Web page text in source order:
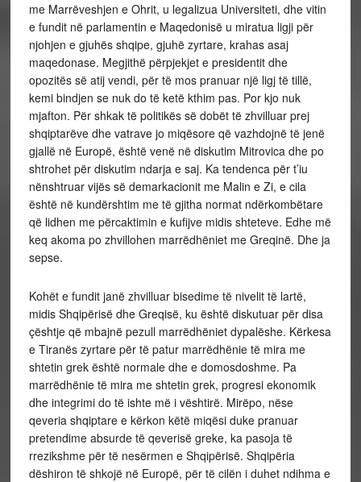
me Marrëveshjen e Ohrit, u legalizua Universiteti, dhe vitin
e fundit në parlamentin e Maqedonisë u miratua ligji për
njohjen e gjuhës shqipe, gjuhë zyrtare, krahas asaj
maqedonase. Megjithë përpjekjet e presidentit dhe
opozitës së atij vendi, për të mos pranuar një ligj të tillë,
kemi bindjen se nuk do të ketë kthim pas. Por kjo nuk
mjafton. Për shkak të politikës së dobët të zhvilluar prej
shqiptarëve dhe vatrave jo miqësore që vazhdojnë të jenë
gjallë në Europë, është venë në diskutim Mitrovica dhe po
shtrohet për diskutim ndarja e saj. Ka tendenca për t’iu
nënshtruar vijës së demarkacionit me Malin e Zi, e cila
është në kundërshtim me të gjitha normat ndërkombëtare
që lidhen me përcaktimin e kufijve midis shteteve. Edhe më
keq akoma po zhvillohen marrëdhëniet me Greqinë. Dhe ja
sepse.
Kohët e fundit janë zhvilluar bisedime të nivelit të lartë,
midis Shqipërisë dhe Greqisë, ku është diskutuar për disa
çështje që mbajnë pezull marrëdhëniet dypalëshe. Kërkesa
e Tiranës zyrtare për të patur marrëdhënie të mira me
shtetin grek është normale dhe e domosdoshme. Pa
marrëdhënie të mira me shtetin grek, progresi ekonomik
dhe integrimi do të ishte më i vështirë. Mirëpo, nëse
qeveria shqiptare e kërkon këtë miqësi duke pranuar
pretendime absurde të qeverisë greke, ka pasoja të
rrezikshme për të nesërmen e Shqipërisë. Shqipëria
dëshiron të shkojë në Europë, për të cilën i duhet ndihma e